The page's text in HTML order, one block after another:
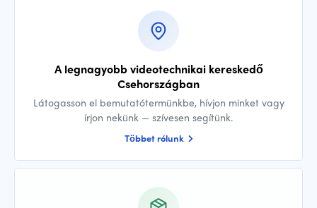
A legnagyobb videotechnikai kereskedő
Csehországban
Látogasson el bemutatótermünkbe, hívjon minket vagy
írjon nekünk — szívesen segítünk.
Többet rólunk